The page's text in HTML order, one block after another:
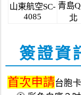
山東航空SC-
4085
青島Q
北
簽證資
首次申請台胞卡